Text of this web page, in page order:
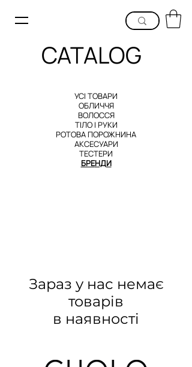
CATALOG
УСІ ТОВАРИ
ОБЛИЧЧЯ
ВОЛОССЯ
ТІЛОІ РУКИ
РОТОВА ПОРОЖНИНА
АКСЕСУАРИ
ТЕСТЕРИ
БРЕНДИ
Зараз у нас немає
товарів
в наявності